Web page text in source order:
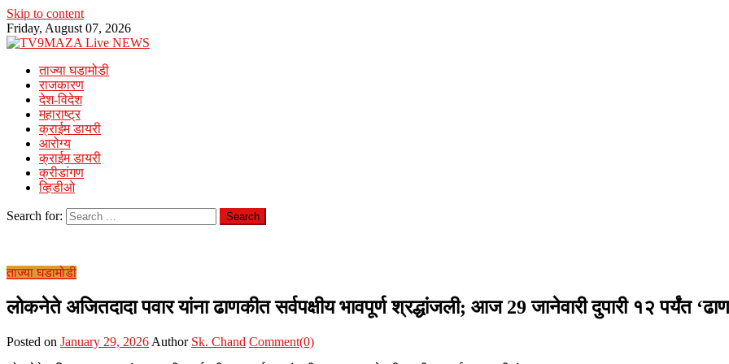
Skip to content
Friday, August 07, 2026
ताज्या घडामोडी
राजकारण
देश-विदेश
महाराष्ट्र
क्राईम डायरी
आरोग्य
क्राईम डायरी
क्रीडांगण
व्हिडीओ
Search for:
ताज्या घडामोडी
लोकनेते अजितदादा पवार यांना ढाणकीत सर्वपक्षीय भावपूर्ण श्रद्धांजली; आज 29 जानेवारी दुपारी १२ पर्यंत
Posted on January 29, 2026 Author Sk. Chand Comment(0)